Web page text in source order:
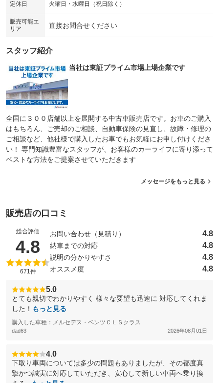
定休日 火曜日・水曜日（祝日除く）
販売可能エ
リア
直接お問合せください
スタッフ紹介
当社は東証プライム市場上場企業です
全国に３００店舗以上を展開する中古車販売店です。お車のご購入
はもちろん、ご売却のご相談、自動車保険の見直し、故障・修理の
ご相談など、他社様で購入したお車でもお気軽にお申し付けくださ
い！ 専門知識豊富なスタッフが、お客様のカーライフに寄り添って
ベストな方法をご提案させていただきます
メッセージをもっと見る
販売店の口コミ
総合評価
4.8 （5点満点中）
671件
お問い合わせ（見積り） 4.8
納車までの対応 4.8
説明の分かりやすさ 4.8
オススメ度 4.8
5.0
とても親切でわかりやすく 様々な要望も迅速に 対応してくれま
した！ もっと見る
購入した車種：メルセデス・ベンツＣＬＳクラス
dad63 2026年08月01日
4.0
下取り車両については多少の問題もありましたが、その都度真
摯かつ誠実に対応していただき、安心して新しい車両へ乗り換